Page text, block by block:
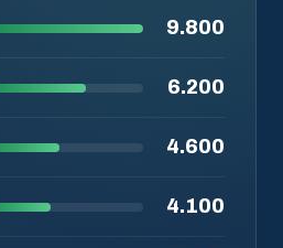
9.800
6.200
4.600
4.100